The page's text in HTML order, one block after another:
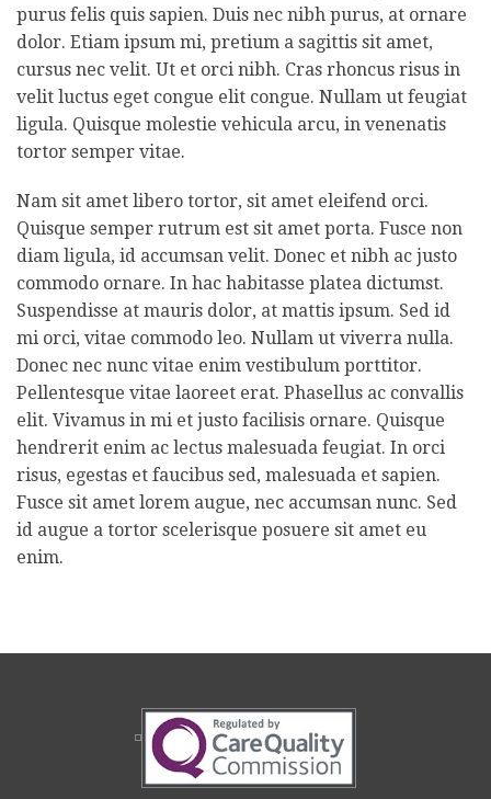
purus felis quis sapien. Duis nec nibh purus, at ornare
dolor. Etiam ipsum mi, pretium a sagittis sit amet,
cursus nec velit. Ut et orci nibh. Cras rhoncus risus in
velit luctus eget congue elit congue. Nullam ut feugiat
ligula. Quisque molestie vehicula arcu, in venenatis
tortor semper vitae.
Nam sit amet libero tortor, sit amet eleifend orci.
Quisque semper rutrum est sit amet porta. Fusce non
diam ligula, id accumsan velit. Donec et nibh ac justo
commodo ornare. In hac habitasse platea dictumst.
Suspendisse at mauris dolor, at mattis ipsum. Sed id
mi orci, vitae commodo leo. Nullam ut viverra nulla.
Donec nec nunc vitae enim vestibulum porttitor.
Pellentesque vitae laoreet erat. Phasellus ac convallis
elit. Vivamus in mi et justo facilisis ornare. Quisque
hendrerit enim ac lectus malesuada feugiat. In orci
risus, egestas et faucibus sed, malesuada et sapien.
Fusce sit amet lorem augue, nec accumsan nunc. Sed
id augue a tortor scelerisque posuere sit amet eu
enim.